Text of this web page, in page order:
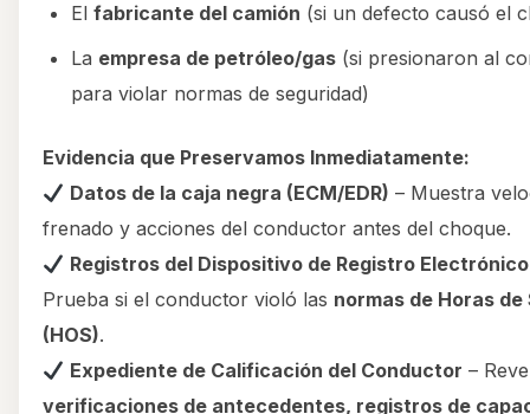
El fabricante del camión (si un defecto causó el
La empresa de petróleo/gas (si presionaron al
para violar normas de seguridad)
Evidencia que Preservamos Inmediatamente:
Datos de la caja negra (ECM/EDR) – Muestra
frenado y acciones del conductor antes del choque.
Registros del Dispositivo de Registro Electrónico
Prueba si el conductor violó las normas de Horas
(HOS).
Expediente de Calificación del Conductor –
verificaciones de antecedentes, registros de